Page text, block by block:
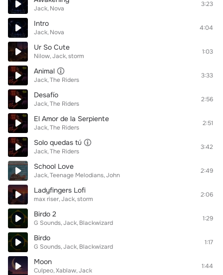
Jack Nova
3:23
Intro
Jack Nova
4:04
Ur So Cute
Nilow Jack storm
1:03
Animal
Jack The Riders
3:33
Desafío
Jack The Riders
2:56
El Amor de la Serpiente
Jack The Riders
2:51
Solo quedas tú
Jack The Riders
3:42
School Love
Jack Teenage Melodians John
2:49
Ladyfingers Lofi
max riser Jack storm
2:06
Birdo 2
G Sounds Jack Blackwizard
1:29
Birdo
G Sounds Jack Blackwizard
1:17
Moon
Culpeo Xablaw Jack
1:44